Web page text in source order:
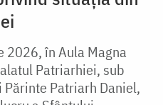
2026, în Aula Magna
Patriarhiei, sub
Patriarh Daniel,